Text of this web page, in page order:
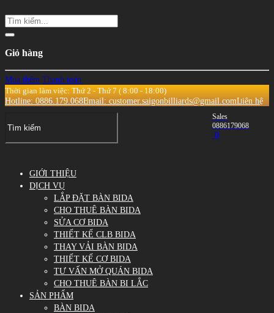
Giỏ hàng
Mua thêm Thanh toán
Thời gian làm việc: Thứ 2 - Thứ 7 ( 8:00 - 18:00)
Hotline: 0886.179.068Email: customer.saigonbilliards@gmail.comLiên hệ
Sales
0886179068
0
GIỚI THIỆU
DỊCH VỤ
LẮP ĐẶT BÀN BIDA
CHO THUÊ BÀN BIDA
SỬA CƠ BIDA
THIẾT KẾ CLB BIDA
THAY VẢI BÀN BIDA
THIẾT KẾ CƠ BIDA
TƯ VẤN MỞ QUÁN BIDA
CHO THUÊ BÀN BI LẮC
SẢN PHẨM
BÀN BIDA